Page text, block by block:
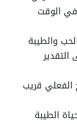
في الوقت
والطيبة
التقدير
الفعلي قريب
الطيبة